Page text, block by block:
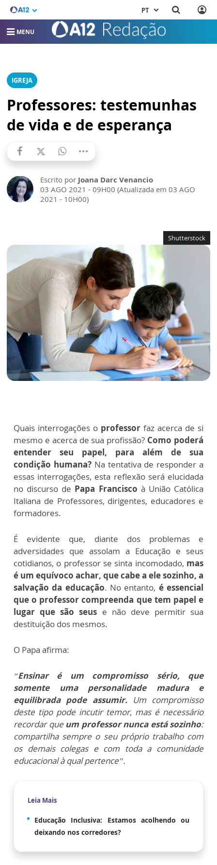
PT
MENU
IGREJA
Professores: testemunhas
de vida e de esperança
Escrito por Joana Darc Venancio
03 AGO 2021 - 09H00 (Atualizada em 03 AGO
2021 - 10H00)
Shutterstock
Quais interrogações o professor faz acerca de si
mesmo e acerca de sua profissão? Como poderá
entender seu papel, para além de sua
condição humana? Na tentativa de responder a
essas interrogações, esta reflexão será elucidada
no discurso de Papa Francisco à União Católica
Italiana de Professores, dirigentes, educadores e
formadores.
É evidente que, diante dos problemas e
adversidades que assolam a Educação e seus
cotidianos, o professor se sinta incomodado, mas
é um equívoco achar, que cabe a ele sozinho, a
salvação da educação. No entanto, é essencial
que o professor compreenda que tem papel e
lugar que são seus e não deve permitir sua
destituição dos mesmos.
O Papa afirma:
“Ensinar é um compromisso sério, que
somente uma personalidade madura e
equilibrada pode assumir.Um compromisso
deste tipo pode incutir temor, mas é necessário
recordar que um professor nunca está sozinho:
compartilha sempre o seu próprio trabalho com
os demais colegas e com toda a comunidade
educacional à qual pertence”.
Leia Mais
Educação Inclusiva: Estamos acolhendo ou
deixando nos corredores?